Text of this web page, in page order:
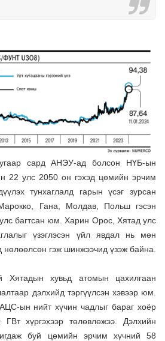
сард АНЭУ-ад болсон НҮБ-ын
22 улс 2050 он гэхэд цөмийн эрчим
тунхаглалд гарын үсэг зурсан
Гана, Молдав, Польш гэсэн
багтсан юм. Харин Орос, Хятад улс
үзэглэсэн үйл явдал нь мөн
гэж шинжээчид үзэж байна.
Хятадын хувьд атомын цахилгаан
дэлхийд тэргүүлсэн хэвээр юм.
ын нийт хүчин чадлыг бараг хоёр
хүргэхээр төлөвлөжээ. Дэлхийн
буй цөмийн эрчим хүчний 58